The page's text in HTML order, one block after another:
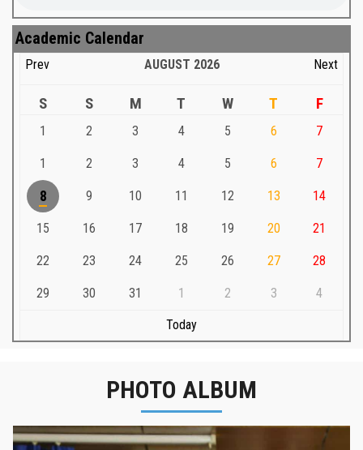
Academic Calendar
Prev AUGUST 2026 Next
S S M T W T F
1 2 3 4 5 6 7
1 2 3 4 5 6 7
8 9 10 11 12 13 14
15 16 17 18 19 20 21
22 23 24 25 26 27 28
29 30 31 1 2 3 4
Today
PHOTO ALBUM